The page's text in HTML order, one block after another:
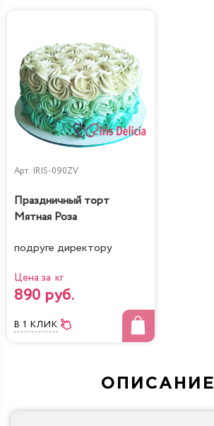
Арт. IRIS-090ZV
Праздничный торт
Мятная Роза
подруге директору
Цена за кг
890 руб.
В 1 КЛИК
ОПИСАНИЕ